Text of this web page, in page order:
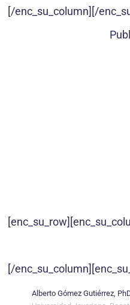
[/enc_su_column][/
[/
Alberto Gómez Gutiérrez,